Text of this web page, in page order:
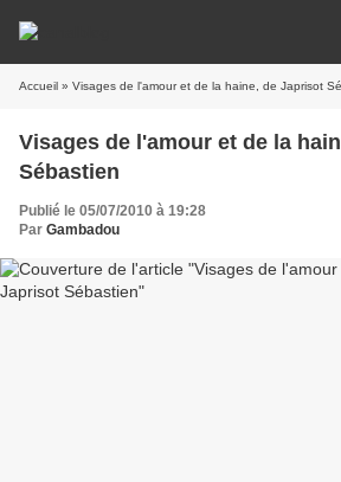
Accueil » Visages de l'amour et de la haine, de Japrisot
Visages de l'amour et de la
Sébastien
Publié le 05/07/2010 à 19:28
Par Gambadou